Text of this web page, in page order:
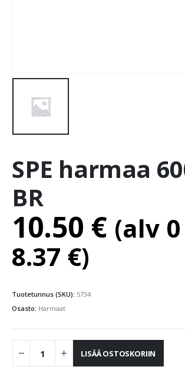
SPE harmaa
BR
10.50 € (alv 0
8.37 €)
Tuotetunnus (SKU): 5734
Osasto: Harmaat
LISÄÄ OSTOSKORIIN